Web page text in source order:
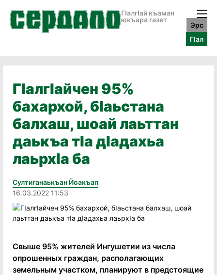
ГӀалгӀай къаман
юкъара газет
Эрс
ГӀал
ГIалгIайчен 95%
бахархой, бIаьстана
балхаш, шоай лаьттан
даькъа тIа дIадахьа
лаьрхIа ба
Султиганаькъан Йоакъап
16.03.2022 11:53
Свыше 95% жителей Ингушетии из числа
опрошенных граждан, располагающих
земельным участком, планируют в предстоящие